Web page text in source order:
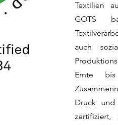
Textilien
GOTS
auch
Ernte
Druck
zertifiziert,